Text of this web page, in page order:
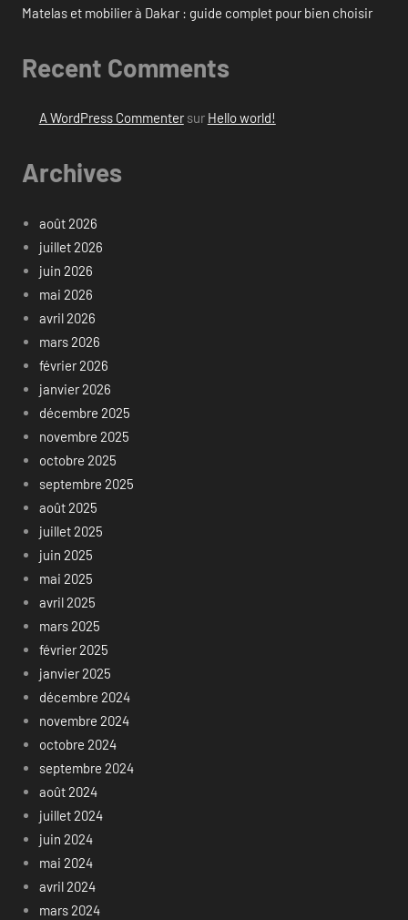
Matelas et mobilier à Dakar : guide complet pour bien choisir
Recent Comments
A WordPress Commentersur Hello world!
Archives
août 2026
juillet 2026
juin 2026
mai 2026
avril 2026
mars 2026
février 2026
janvier 2026
décembre 2025
novembre 2025
octobre 2025
septembre 2025
août 2025
juillet 2025
juin 2025
mai 2025
avril 2025
mars 2025
février 2025
janvier 2025
décembre 2024
novembre 2024
octobre 2024
septembre 2024
août 2024
juillet 2024
juin 2024
mai 2024
avril 2024
mars 2024